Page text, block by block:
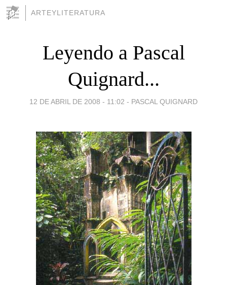
ARTEYLITERATURA
Leyendo a Pascal
Quignard...
12 DE ABRIL DE 2008 - 11:02 - PASCAL QUIGNARD